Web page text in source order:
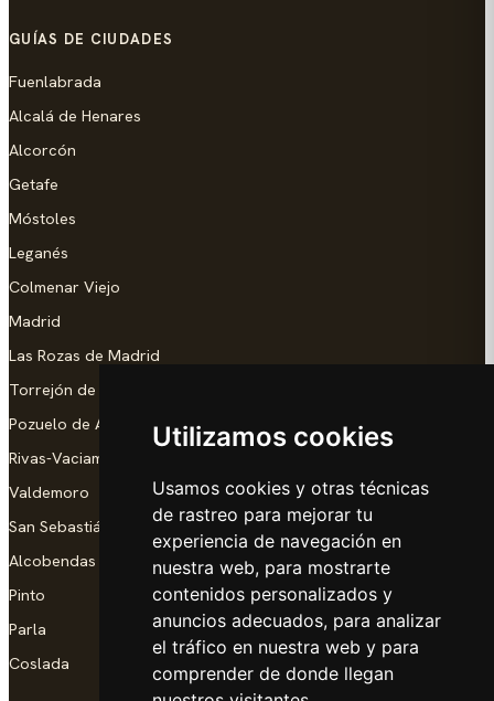
Utilizamos cookies
Usamos cookies y otras técnicas
de rastreo para mejorar tu
experiencia de navegación en
nuestra web, para mostrarte
contenidos personalizados y
anuncios adecuados, para analizar
el tráfico en nuestra web y para
comprender de donde llegan
GUÍAS DE CIUDADES
Fuenlabrada
Alcalá de Henares
Alcorcón
Getafe
Móstoles
Leganés
Colmenar Viejo
Madrid
Las Rozas de Madrid
Torrejón de Ardoz
Pozuelo de Alarcón
Rivas-Vaciamadrid
Valdemoro
San Sebastián de los Reyes
Alcobendas
Pinto
Parla
Coslada